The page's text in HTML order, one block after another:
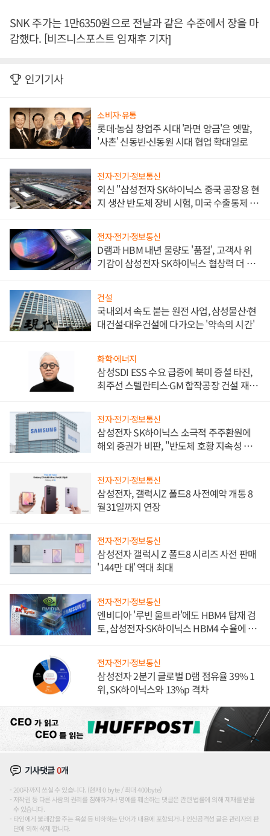
SNK 주가는 1만6350원으로 전날과 같은 수준에서 장을 마
감했다. [비즈니스포스트 임재후 기자]
인기기사
소비자·유통
롯데·농심 창업주 시대 '라면 앙금'은 옛말,
'사촌' 신동빈·신동원 시대 협업 확대일로
전자·전기·정보통신
외신 "삼성전자 SK하이닉스 중국 공장용 현
지 생산 반도체 장비 시험, 미국 수출통제 대
전자·전기·정보통신
D램과 HBM 내년 물량도 '품절', 고객사 위
기감이 삼성전자 SK하이닉스 협상력 더 키
건설
국내외서 속도 붙는 원전 사업, 삼성물산·현
대건설·대우건설에 다가오는 '약속의 시간'
화학·에너지
삼성SDI ESS 수요 급증에 북미 증설 타진,
최주선 스텔란티스·GM 합작공장 건설 재추
전자·전기·정보통신
삼성전자 SK하이닉스 소극적 주주환원에
해외 증권가 비판, "반도체 호황 지속성 의
전자·전기·정보통신
삼성전자, 갤럭시Z 폴드8 사전예약 개통 8
월31일까지 연장
전자·전기·정보통신
삼성전자 갤럭시 Z 폴드8 시리즈 사전 판매
'144만 대' 역대 최대
전자·전기·정보통신
엔비디아 '루빈 울트라'에도 HBM4 탑재 검
토, 삼성전자·SK하이닉스 HBM4 수율에 주
전자·전기·정보통신
삼성전자 2분기 글로벌 D램 점유율 39% 1
위, SK하이닉스와 13%p 격차
기사댓글0개
200자까지 쓰실 수 있습니다. (현재 0 byte / 최대 400byte)
저작권 등 다른 사람의 권리를 침해하거나 명예를 훼손하는 댓글은 관련 법률에 의해 제재를 받을
수 있습니다.
타인에게 불쾌감을 주는 욕설 등 비하하는 단어가 내용에 포함되거나 인신공격성 글은 관리자의 판
단에 의해 삭제 합니다.